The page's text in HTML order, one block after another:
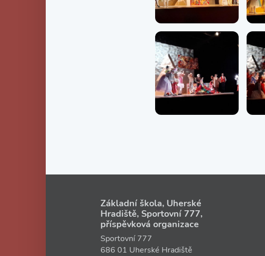
Základní škola, Uherské
Hradiště, Sportovní 777,
příspěvková organizace
Sportovní 777
686 01 Uherské Hradiště